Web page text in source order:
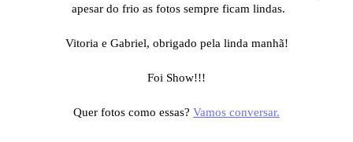
apesar do frio as fotos sempre ficam lindas.
Vitoria e Gabriel, obrigado pela linda manhã!
Foi Show!!!
Quer fotos como essas? Vamos conversar.